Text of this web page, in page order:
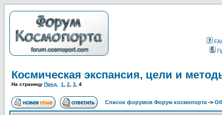
Космическая экспансия, цели и
На страницу Пред. 1 2 3 4
Список форумов Форум космопорта ->